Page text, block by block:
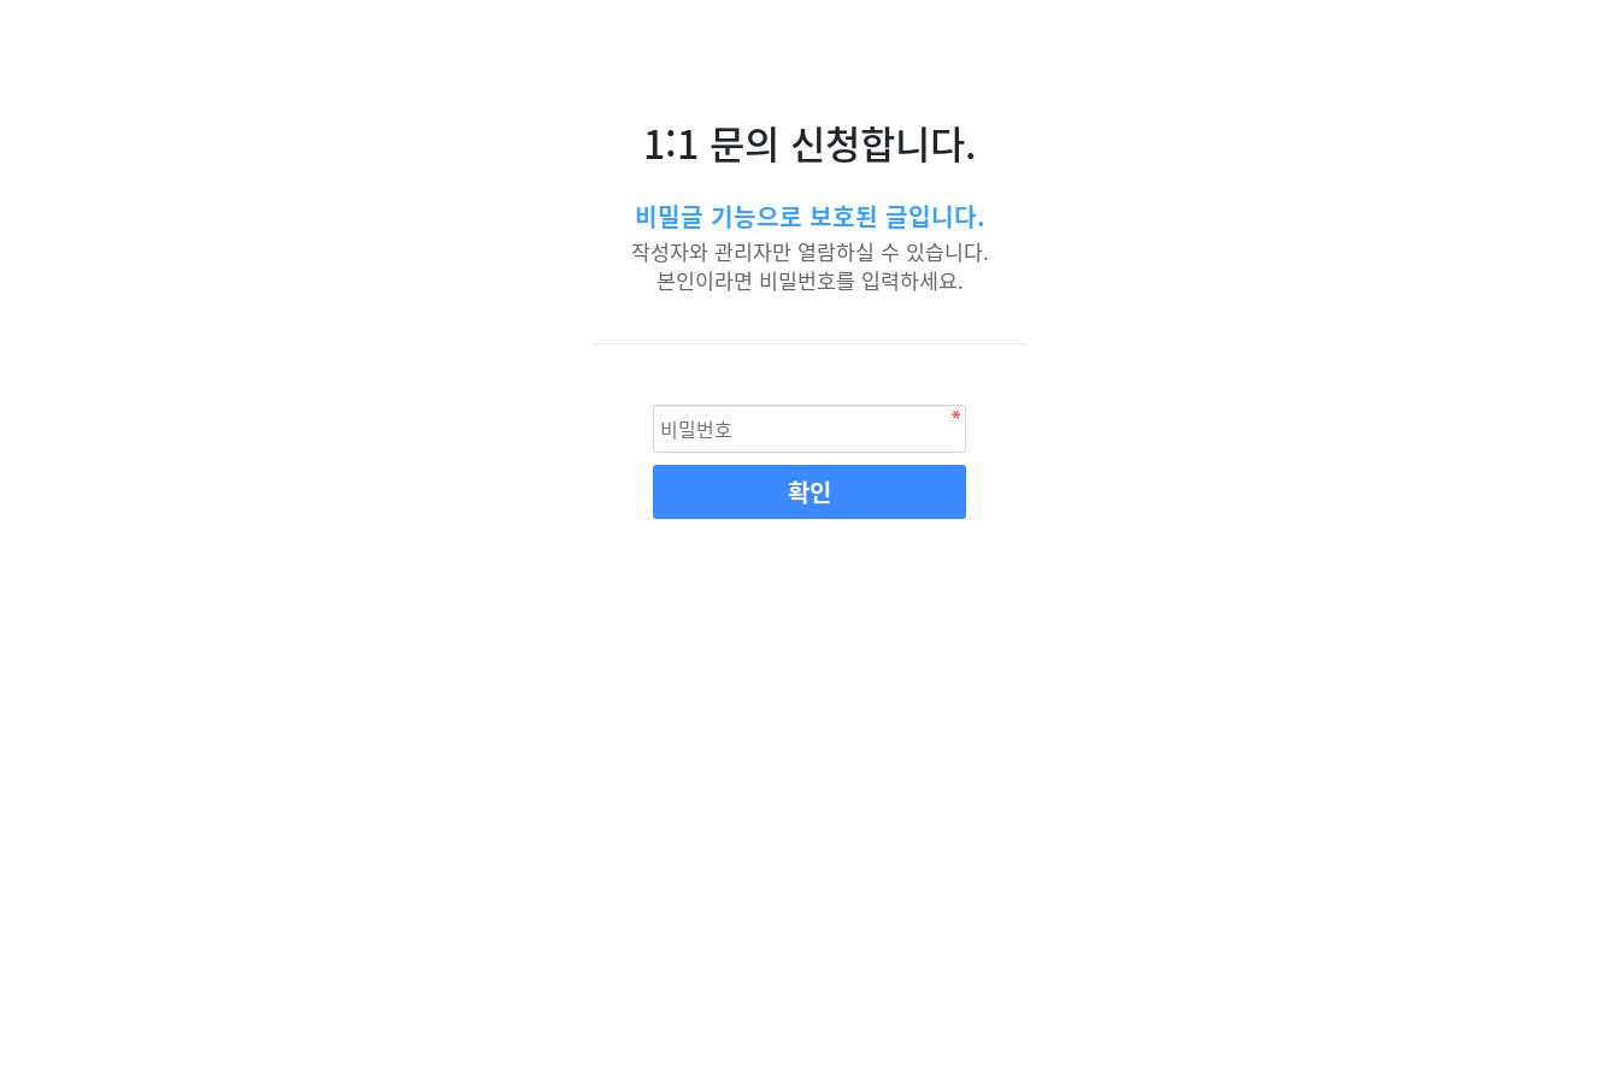
1:1 문의 신청합니다.
비밀글 기능으로 보호된 글입니다.
작성자와 관리자만 열람하실 수 있습니다.
본인이라면 비밀번호를 입력하세요.